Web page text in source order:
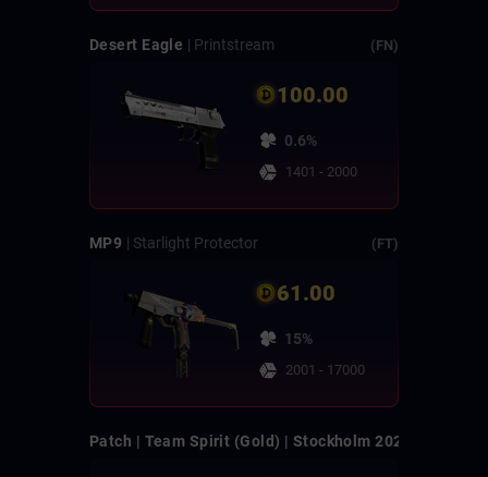
Desert Eagle | Printstream (FN)
100.00
0.6%
1401 - 2000
MP9 | Starlight Protector (FT)
61.00
15%
2001 - 17000
Patch | Team Spirit (Gold) | Stockholm 2021